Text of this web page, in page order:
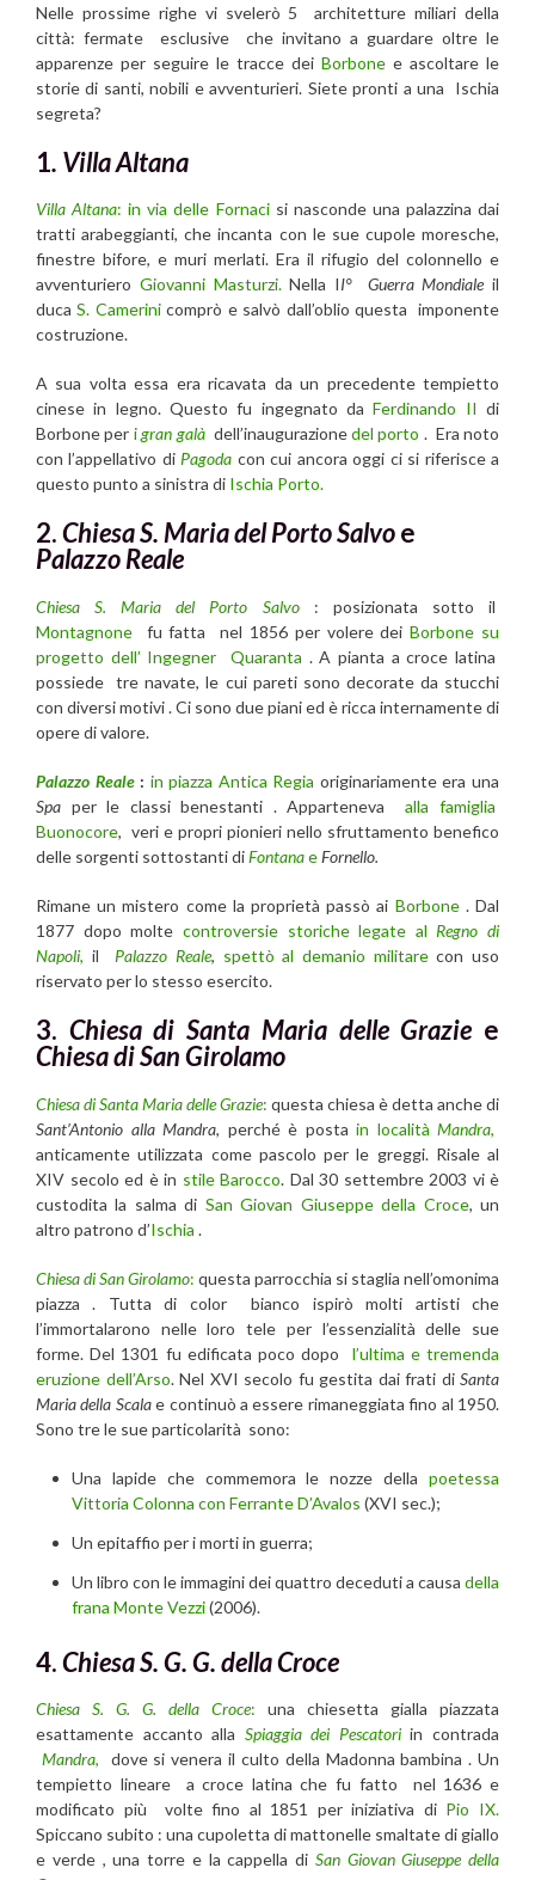
Nelle prossime righe vi svelerò 5 architetture miliari della
città: fermate esclusive che invitano a guardare oltre le
apparenze per seguire le tracce dei Borbone e ascoltare le
storie di santi, nobili e avventurieri. Siete pronti a una Ischia
segreta?
1. Villa Altana
Villa Altana: in via delle Fornacisi nasconde una palazzina dai
tratti arabeggianti, che incanta con le sue cupole moresche,
finestre bifore, e muri merlati. Era il rifugio del colonnello e
avventuriero Giovanni Masturzi.Nella II° Guerra Mondiale il
ducaS. Camerinicomprò e salvò dall’oblio questa imponente
costruzione.
A sua volta essa era ricavata da un precedente tempietto
cinese in legno. Questo fu ingegnato daFerdinando II di
Borbone per igran galàdell’inaugurazionedel porto . Era noto
con l’appellativo di Pagoda con cui ancora oggi ci si riferisce a
questo punto a sinistra di Ischia Porto.
2.Chiesa S. Maria del Porto Salvoe
Palazzo Reale
Chiesa S. Maria del Porto Salvo
: posizionata sotto il
Montagnone fu fatta nel 1856 per volere deiBorbone su
progetto dell’ Ingegner Quaranta . A pianta a croce latina
possiede tre navate, le cui pareti sono decorate da stucchi
con diversi motivi . Ci sono due piani ed è ricca internamente di
opere di valore.
Palazzo Reale : in piazza Antica Regia originariamente era una
Spa per le classi benestanti . Appartenevaalla famiglia
Buonocore, veri e propri pionieri nello sfruttamento benefico
delle sorgenti sottostanti diFontanaeFornello.
Rimane un mistero come la proprietà passò ai Borbone. Dal
1877 dopo molte controversie storiche legate al Regno di
Napoli, il Palazzo Reale, spettò al demanio militarecon uso
riservato per lo stesso esercito.
3. Chiesa di Santa Maria delle Grazie e
Chiesa di San Girolamo
Chiesa di Santa Maria delle Grazie: questa chiesa è detta anche di
Sant’Antonio alla Mandra, perché è postain località Mandra,
anticamente utilizzata come pascolo per le greggi. Risale al
XIV secolo ed è in stile Barocco. Dal 30 settembre 2003 vi è
custodita la salma di San Giovan Giuseppe della Croce, un
altro patrono d’Ischia .
Chiesa di San Girolamo: questa parrocchia si staglia nell’omonima
piazza . Tutta di color bianco ispirò molti artisti che
l’immortalarono nelle loro tele per l’essenzialità delle sue
forme. Del 1301 fu edificata poco dopo
l’ultima e tremenda
eruzione dell’Arso. Nel XVI secolo fu gestita dai frati di Santa
Maria della Scalae continuò a essere rimaneggiata fino al 1950.
Sono tre le sue particolarità sono:
Una lapide che commemora le nozze della poetessa
Vittoria Colonna con Ferrante D’Avalos (XVI sec.);
Un epitaffio per i morti in guerra;
Un libro con le immagini dei quattro deceduti a causa della
frana Monte Vezzi(2006).
4.Chiesa S. G. G. della Croce
Chiesa S. G. G. della Croce: una chiesetta gialla piazzata
esattamente accanto alla Spiaggia dei Pescatoriin contrada
Mandra,
dove si venera il culto della Madonna bambina . Un
tempietto lineare a croce latina che fu fatto nel 1636 e
modificato più volte fino al 1851 per iniziativa diPio IX.
Spiccano subito : una cupoletta di mattonelle smaltate di giallo
e verde , una torre e la cappella di San Giovan Giuseppe della